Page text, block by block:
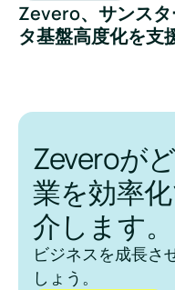
Zevero、サンスタ
タ基盤高度化を支
Zeveroが
業を効率
介します。
ビジネスを成長さ
しょう。